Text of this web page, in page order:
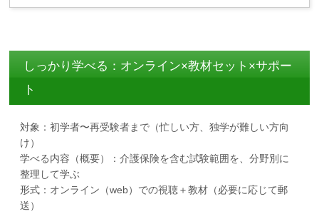
しっかり学べる：オンライン×教材セット×サポー
ト
対象：初学者〜再受験者まで（忙しい方、独学が難しい方向
け）
学べる内容（概要）：介護保険を含む試験範囲を、分野別に
整理して学ぶ
形式：オンライン（web）での視聴＋教材（必要に応じて郵
送）